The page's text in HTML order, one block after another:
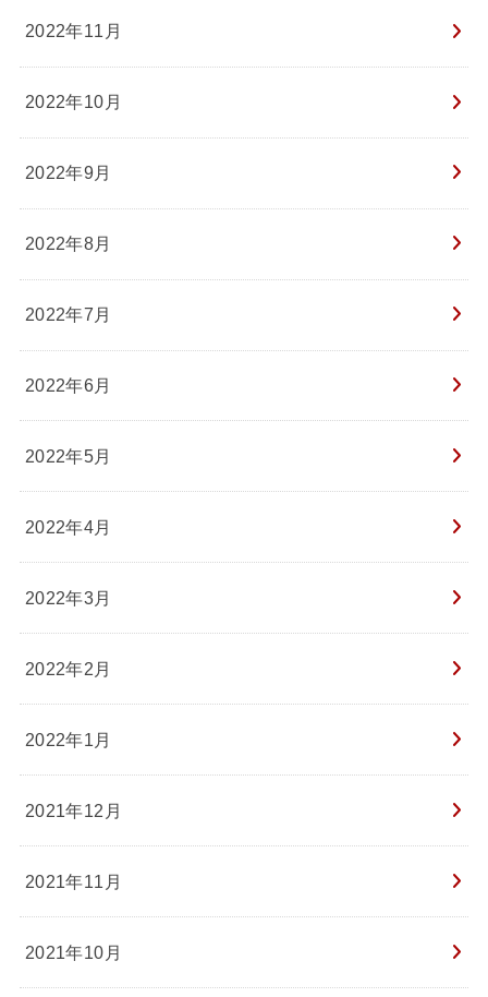
2022年11月
2022年10月
2022年9月
2022年8月
2022年7月
2022年6月
2022年5月
2022年4月
2022年3月
2022年2月
2022年1月
2021年12月
2021年11月
2021年10月